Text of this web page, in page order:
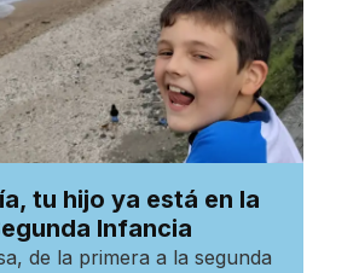
tu hijo ya está en la
Infancia
de la primera a la segunda